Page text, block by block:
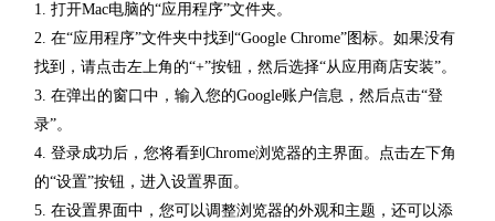
1. 打开Mac电脑的“应用程序”文件夹。
2. 在“应用程序”文件夹中找到“Google Chrome”图标。如果没有
找到，请点击左上角的“+”按钮，然后选择“从应用商店安装”。
3. 在弹出的窗口中，输入您的Google账户信息，然后点击“登
录”。
4. 登录成功后，您将看到Chrome浏览器的主界面。点击左下角
的“设置”按钮，进入设置界面。
5. 在设置界面中，您可以调整浏览器的外观和主题，还可以添